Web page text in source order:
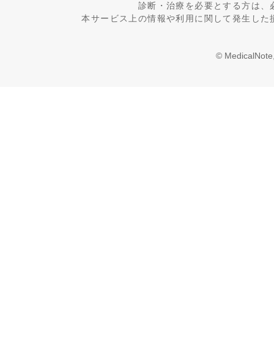
診断・治療を必要とする方は
本サービス上の情報や利用に関して発生し
©